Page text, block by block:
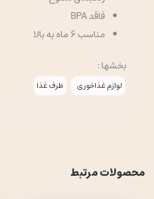
فاقد BPA
مناسب 6 ماه به بالا
بخشها :
لوازم غذاخوری ظرف غذا
محصولات مرتبط